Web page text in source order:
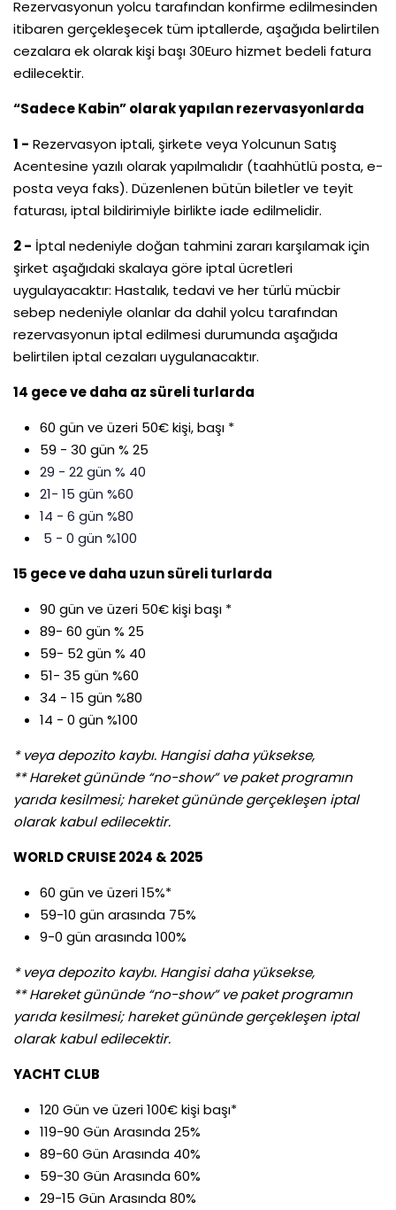
Rezervasyonun yolcu tarafından konfirme edilmesinden
itibaren gerçekleşecek tüm iptallerde, aşağıda belirtilen
cezalara ek olarak kişi başı 30Euro hizmet bedeli fatura
edilecektir.
“Sadece Kabin” olarak yapılan rezervasyonlarda
1 - Rezervasyon iptali, şirkete veya Yolcunun Satış
Acentesine yazılı olarak yapılmalıdır (taahhütlü posta, e-
posta veya faks). Düzenlenen bütün biletler ve teyit
faturası, iptal bildirimiyle birlikte iade edilmelidir.
2 - İptal nedeniyle doğan tahmini zararı karşılamak için
şirket aşağıdaki skalaya göre iptal ücretleri
uygulayacaktır: Hastalık, tedavi ve her türlü mücbir
sebep nedeniyle olanlar da dahil yolcu tarafından
rezervasyonun iptal edilmesi durumunda aşağıda
belirtilen iptal cezaları uygulanacaktır.
14 gece ve daha az süreli turlarda
60 gün ve üzeri 50€ kişi, başı *
59 - 30 gün % 25
29 - 22 gün % 40
21- 15 gün %60
14 - 6 gün %80
5 - 0 gün %100
15 gece ve daha uzun süreli turlarda
90 gün ve üzeri 50€ kişi başı *
89- 60 gün % 25
59- 52 gün % 40
51- 35 gün %60
34 - 15 gün %80
14 - 0 gün %100
* veya depozito kaybı. Hangisi daha yüksekse,
** Hareket gününde “no-show” ve paket programın
yarıda kesilmesi; hareket gününde gerçekleşen iptal
olarak kabul edilecektir.
WORLD CRUISE 2024 & 2025
60 gün ve üzeri 15%*
59-10 gün arasında 75%
9-0 gün arasında 100%
* veya depozito kaybı. Hangisi daha yüksekse,
** Hareket gününde “no-show” ve paket programın
yarıda kesilmesi; hareket gününde gerçekleşen iptal
olarak kabul edilecektir.
YACHT CLUB
120 Gün ve üzeri 100€ kişi başı*
119-90 Gün Arasında 25%
89-60 Gün Arasında 40%
59-30 Gün Arasında 60%
29-15 Gün Arasında 80%